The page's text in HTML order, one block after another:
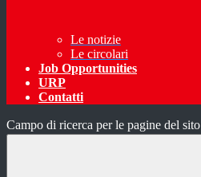
Le notizie
Le circolari
Job Opportunities
URP
Contatti
Campo di ricerca per le pagine del sito